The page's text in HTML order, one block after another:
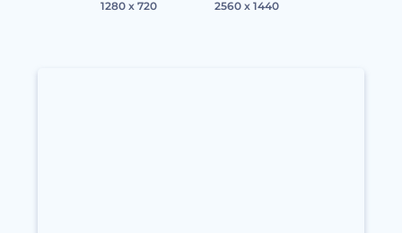
1280 x 720
2560 x 1440